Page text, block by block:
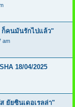
ก็คนมันรักไปแล้ว"
am
18/04/2025
ยัยซินเดอเรลล่า"